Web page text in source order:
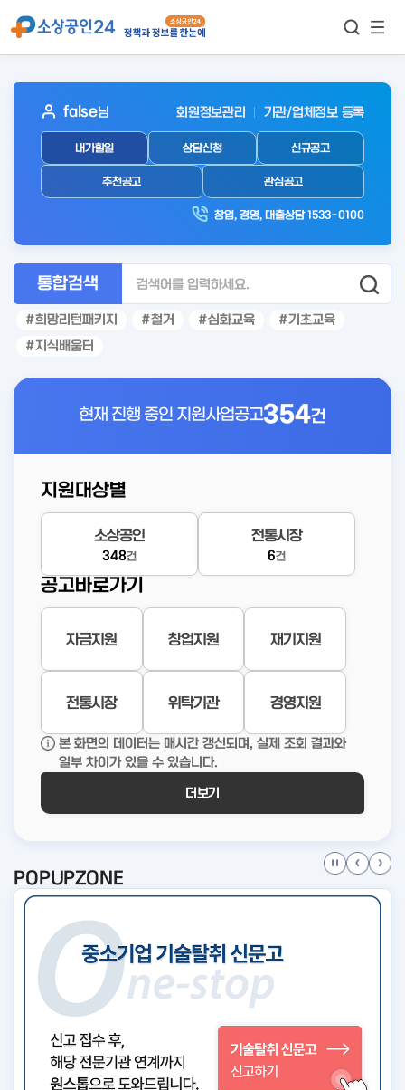
보기
아
웃
로
인
false님 회원정보관리 기관/업체정보 등록
내가할일 상담신청 신규공고
추천공고 관심공고
창업, 경영, 대출상담 1533-0100
통합검색
희망리턴패키지 철거 심화교육
기초교육
지식배움터
현재 진행 중인 지원사업공고354건
지원대상별
소상공인
348건
전통시장
6건
공고바로가기
자금지원 창업지원 재기지원
전통시장 위탁기관 경영지원
본 화면의 데이터는 매시간 갱신되며, 실제 조회 결과와
일부 차이가 있을 수 있습니다.
더보기
POPUPZONE